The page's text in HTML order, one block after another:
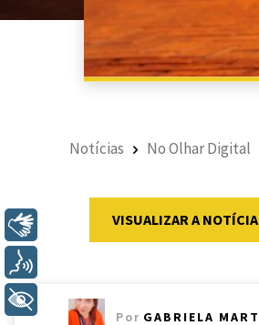
Notícias No Olhar Digital
VISUALIZAR A NOTÍCIA
Por GABRIELA
+ Acessibilidade